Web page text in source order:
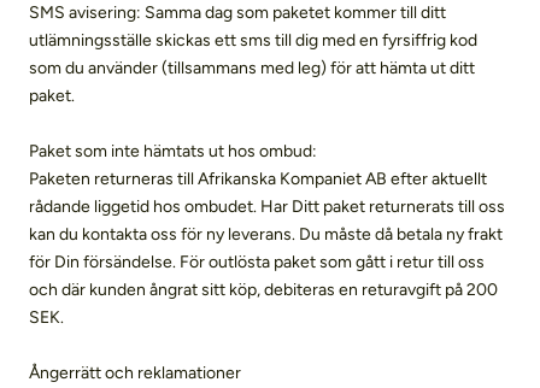
SMS avisering: Samma dag som paketet kommer till ditt
utlämningsställe skickas ett sms till dig med en fyrsiffrig kod
som du använder (tillsammans med leg) för att hämta ut ditt
paket.
Paket som inte hämtats ut hos ombud:
Paketen returneras till Afrikanska Kompaniet AB efter aktuellt
rådande liggetid hos ombudet. Har Ditt paket returnerats till oss
kan du kontakta oss för ny leverans. Du måste då betala ny frakt
för Din försändelse. För outlösta paket som gått i retur till oss
och där kunden ångrat sitt köp, debiteras en returavgift på 200
SEK.
Ångerrätt och reklamationer